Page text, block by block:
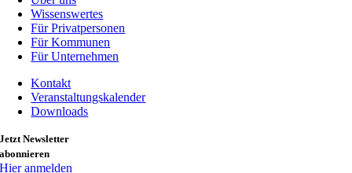
Wissenswertes
Für Privatpersonen
Für Kommunen
Für Unternehmen
Kontakt
Veranstaltungskalender
Downloads
Jetzt Newsletter
abonnieren
Hier anmelden